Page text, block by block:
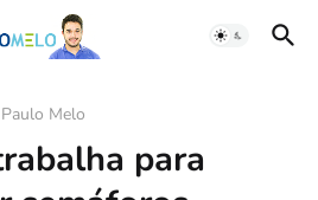
Melo
para